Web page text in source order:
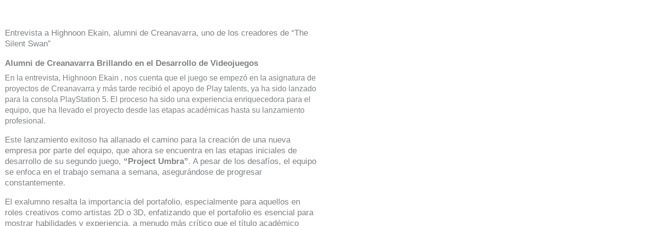
Entrevista a Highnoon Ekain, alumni de Creanavarra, uno de los creadores de “The
Silent Swan”
Alumni de Creanavarra Brillando en el Desarrollo de Videojuegos
En la entrevista, Highnoon Ekain , nos cuenta que el juego se empezó en la asignatura de
proyectos de Creanavarra y más tarde recibió el apoyo de Play talents, ya ha sido lanzado
para la consola PlayStation 5. El proceso ha sido una experiencia enriquecedora para el
equipo, que ha llevado el proyecto desde las etapas académicas hasta su lanzamiento
profesional.
Este lanzamiento exitoso ha allanado el camino para la creación de una nueva
empresa por parte del equipo, que ahora se encuentra en las etapas iniciales de
desarrollo de su segundo juego, “Project Umbra”. A pesar de los desafíos, el equipo
se enfoca en el trabajo semana a semana, asegurándose de progresar
constantemente.
El exalumno resalta la importancia del portafolio, especialmente para aquellos en
roles creativos como artistas 2D o 3D, enfatizando que el portafolio es esencial para
mostrar habilidades y experiencia, a menudo más crítico que el título académico